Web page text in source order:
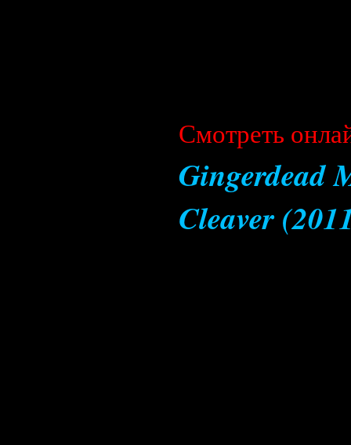
Cмотреть
Gingerdead
Cleaver